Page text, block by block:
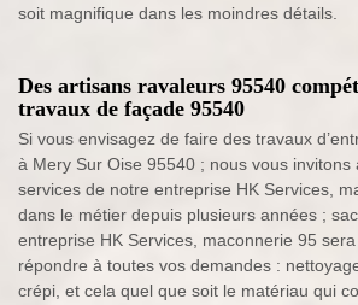
soit magnifique dans les moindres détails.
Des artisans ravaleurs 95540
travaux de façade 95540
Si vous envisagez de faire des travaux
à Mery Sur Oise 95540 ; nous vous invitons
services de notre entreprise HK Services,
dans le métier depuis plusieurs années ;
entreprise HK Services, maconnerie 95
répondre à toutes vos demandes :
crépi, et cela quel que soit le matériau qui